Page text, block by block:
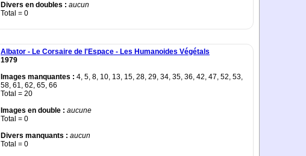
Divers en doubles : aucun
Total = 0
Albator - Le Corsaire de l'Espace - Les Humanoides Végétals
1979
Images manquantes : 4, 5, 8, 10, 13, 15, 28, 29, 34, 35, 36, 42, 47, 52, 53,
58, 61, 62, 65, 66
Total = 20
Images en double : aucune
Total = 0
Divers manquants : aucun
Total = 0